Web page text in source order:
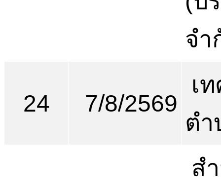
จำ
24 7/8/2569
เ
ตำ
ส